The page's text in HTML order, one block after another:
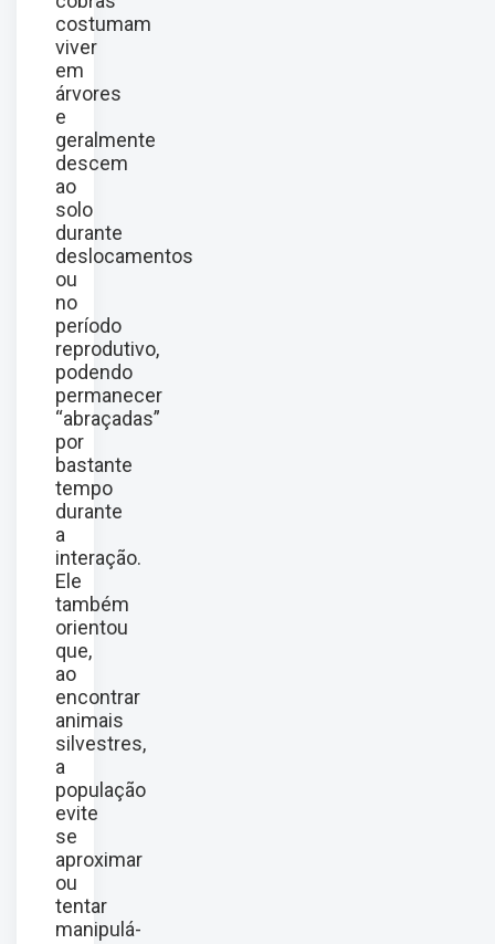
costumam
viver
em
árvores
e
geralmente
descem
ao
solo
durante
deslocamentos
ou
no
período
reprodutivo,
podendo
permanecer
“abraçadas”
por
bastante
tempo
durante
a
interação.
Ele
também
orientou
que,
ao
encontrar
animais
silvestres,
a
população
evite
se
aproximar
ou
tentar
manipulá-